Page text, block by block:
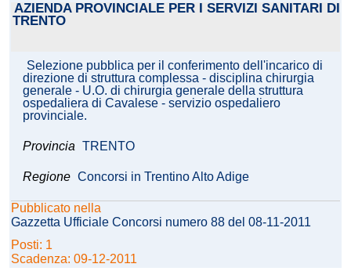
AZIENDA PROVINCIALE PER I SERVIZI SANITARI DI
TRENTO
Selezione pubblica per il conferimento dell'incarico di
direzione di struttura complessa - disciplina chirurgia
generale - U.O. di chirurgia generale della struttura
ospedaliera di Cavalese - servizio ospedaliero
provinciale.
Provincia TRENTO
Regione Concorsi in Trentino Alto Adige
Pubblicato nella
Gazzetta Ufficiale Concorsi numero 88 del 08-11-2011
Posti: 1
Scadenza: 09-12-2011